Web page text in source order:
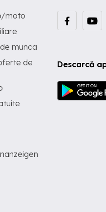
Descarcă
moto
munca
de